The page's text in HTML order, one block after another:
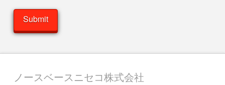
ノースベースニセコ株式会社